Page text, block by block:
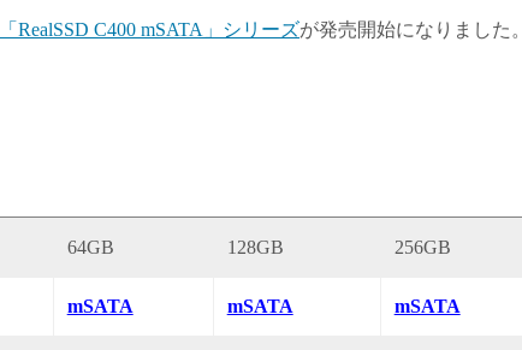
「RealSSD C400 mSATA」シリーズが発売開始になりました。
64GB 128GB 256GB
mSATA mSATA mSATA